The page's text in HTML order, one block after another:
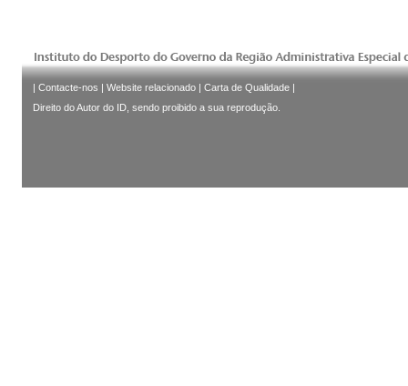
| Contacte-nos | Website relacionado | Carta de Qualidade |
Direito do Autor do ID, sendo proibido a sua reprodução.